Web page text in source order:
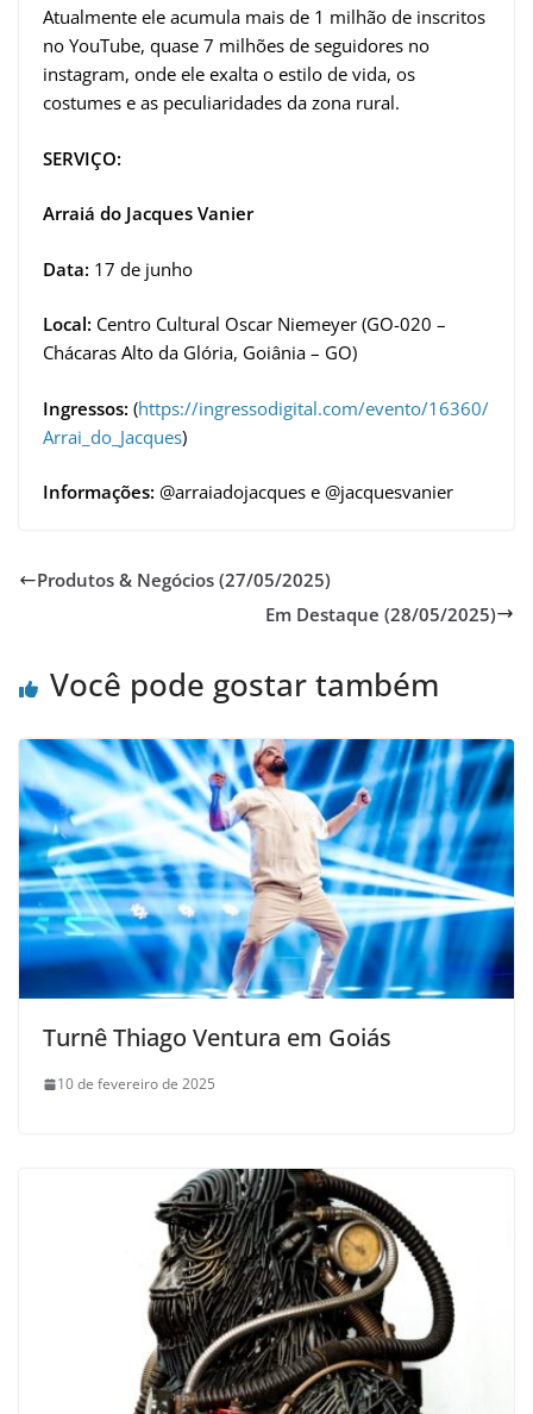
Atualmente ele acumula mais de 1 milhão de inscritos
no YouTube, quase 7 milhões de seguidores no
instagram, onde ele exalta o estilo de vida, os
costumes e as peculiaridades da zona rural.
SERVIÇO:
Arraiá do Jacques Vanier
Data: 17 de junho
Local: Centro Cultural Oscar Niemeyer (GO-020 –
Chácaras Alto da Glória, Goiânia – GO)
Ingressos: (https://ingressodigital.com/evento/16360/
Arrai_do_Jacques)
Informações: @arraiadojacques e @jacquesvanier
Produtos & Negócios (27/05/2025)
Em Destaque (28/05/2025)
Você pode gostar também
Turnê Thiago Ventura em Goiás
10 de fevereiro de 2025